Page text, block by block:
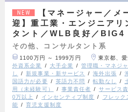
NEW
【マネージャー／メ
迎】重工業・エンジニアリ
タント／WLB良好／BIG4
その他、コンサルタント系
1100万円 ～ 1999万円
東京都、
外資系企業
大手企業 管理職・マネジ
し
新規事業・新サービス 海外出張
国語力が必要
英語力不問 転勤なし
用（未経験可）
事業責任者 サービス
0万以上
インセンティブ制度 フレック
能
育児支援制度